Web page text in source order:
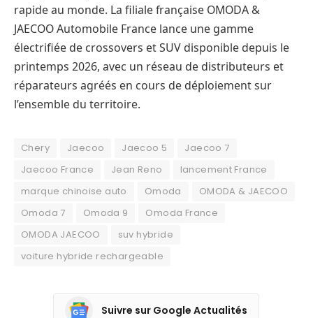
rapide au monde. La filiale française OMODA &
JAECOO Automobile France lance une gamme
électrifiée de crossovers et SUV disponible depuis le
printemps 2026, avec un réseau de distributeurs et
réparateurs agréés en cours de déploiement sur
l’ensemble du territoire.
Chery Jaecoo Jaecoo 5
Jaecoo 7
Jaecoo France
Jean Reno
lancement France
marque chinoise auto
Omoda
OMODA & JAECOO
Omoda 7
Omoda 9
Omoda France
OMODA JAECOO
suv hybride
voiture hybride rechargeable
Suivre sur Google Actualités